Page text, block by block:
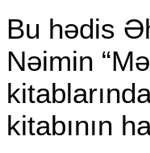
Bu hədis
Nəimin
kitabının